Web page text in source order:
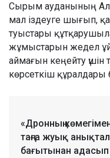
Сырым ауданының
мал іздеуге шығып,
туыстары
жұмыстарын жедел
аймағын кеңейту үшін
көрсеткіш құралдары
«Дронның
таңға жуық
бағытынан адасып